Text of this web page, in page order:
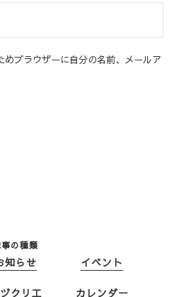
めブラウザーに自分の名前、メールア
事の種類
知らせ イベント
クリ工 カレンダー